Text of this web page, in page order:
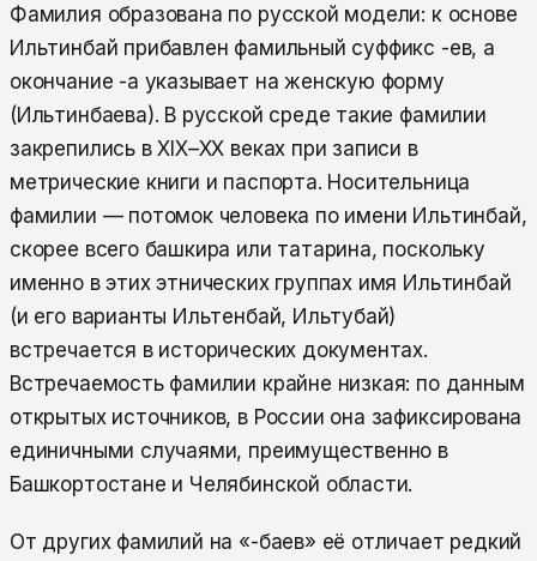
Фамилия образована по русской модели: к основе
Ильтинбай прибавлен фамильный суффикс -ев, а
окончание -а указывает на женскую форму
(Ильтинбаева). В русской среде такие фамилии
закрепились в XIX–XX веках при записи в
метрические книги и паспорта. Носительница
фамилии — потомок человека по имени Ильтинбай,
скорее всего башкира или татарина, поскольку
именно в этих этнических группах имя Ильтинбай
(и его варианты Ильтенбай, Ильтубай)
встречается в исторических документах.
Встречаемость фамилии крайне низкая: по данным
открытых источников, в России она зафиксирована
единичными случаями, преимущественно в
Башкортостане и Челябинской области.
От других фамилий на «-баев» её отличает редкий